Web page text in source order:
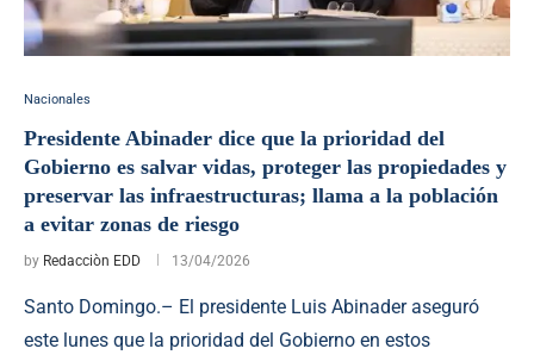
Nacionales
Presidente Abinader dice que la prioridad del
Gobierno es salvar vidas, proteger las propiedades y
preservar las infraestructuras; llama a la población
a evitar zonas de riesgo
by Redacciòn EDD 13/04/2026
Santo Domingo.– El presidente Luis Abinader aseguró
este lunes que la prioridad del Gobierno en estos